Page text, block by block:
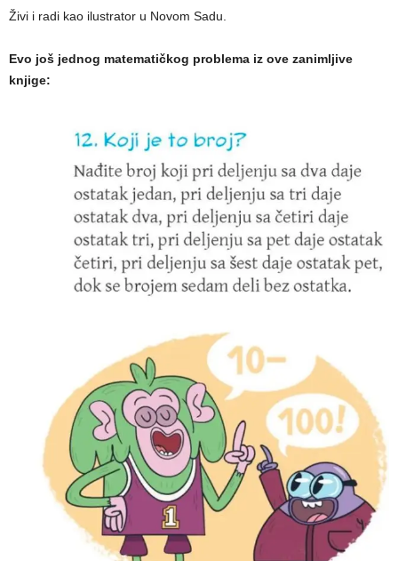
Živi i radi kao ilustrator u Novom Sadu.
Evo još jednog matematičkog problema iz ove zanimljive
knjige: